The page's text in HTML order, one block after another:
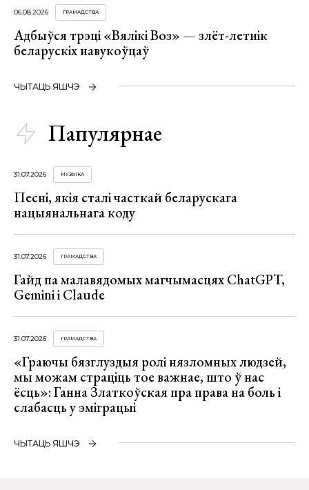
06.08.2026 ГРАМАДСТВА
Адбыўся трэці «Вялікі Воз» — злёт-летнік
беларускіх навукоўцаў
ЧЫТАЦЬ ЯШЧЭ
Папулярнае
31.07.2026 МУЗЫКА
Песні, якія сталі часткай беларускага
нацыянальнага коду
31.07.2026 ГРАМАДСТВА
Гайд па малавядомых магчымасцях ChatGPT,
Gemini і Claude
31.07.2026 ГРАМАДСТВА
«Граючы бязглуздыя ролі нязломных людзей,
мы можам страціць тое важнае, што ў нас
ёсць»: Ганна Златкоўская пра права на боль і
слабасць у эміграцыі
ЧЫТАЦЬ ЯШЧЭ